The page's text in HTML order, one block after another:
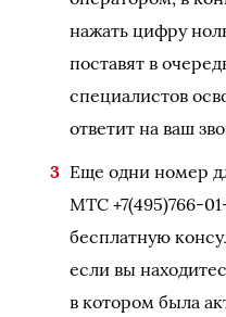
нажать цифру
поставят в
специалистов
ответит на ваш
Еще одни номер
МТС +7(495)766-
бесплатную
если вы
в котором была